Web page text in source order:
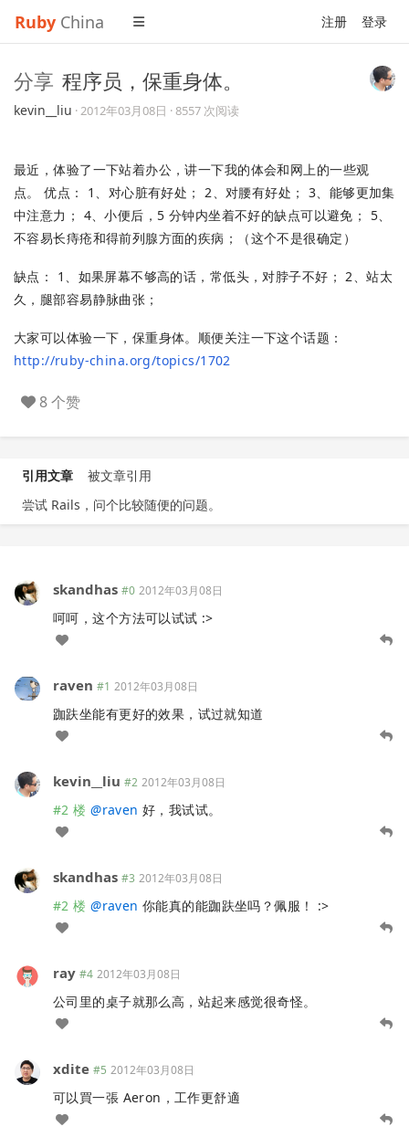
Ruby China 注册 登录
分享 程序员，保重身体。
kevin__liu ·2012年03月08日 · 8557 次阅读
最近，体验了一下站着办公，讲一下我的体会和网上的一些观
点。 优点： 1、对心脏有好处； 2、对腰有好处； 3、能够更加集
中注意力； 4、小便后，5 分钟内坐着不好的缺点可以避免； 5、
不容易长痔疮和得前列腺方面的疾病；（这个不是很确定）
缺点： 1、如果屏幕不够高的话，常低头，对脖子不好； 2、站太
久，腿部容易静脉曲张；
大家可以体验一下，保重身体。顺便关注一下这个话题：
http://ruby-china.org/topics/1702
8 个赞
引用文章
被文章引用
尝试 Rails，问个比较随便的问题。
skandhas #0 2012年03月08日
呵呵，这个方法可以试试 :>
raven #1 2012年03月08日
跏趺坐能有更好的效果，试过就知道
kevin__liu #2 2012年03月08日
#2 楼 @raven 好，我试试。
skandhas #3 2012年03月08日
#2 楼 @raven 你能真的能跏趺坐吗？佩服！ :>
ray #4 2012年03月08日
公司里的桌子就那么高，站起来感觉很奇怪。
xdite #5 2012年03月08日
可以買一張 Aeron，工作更舒適